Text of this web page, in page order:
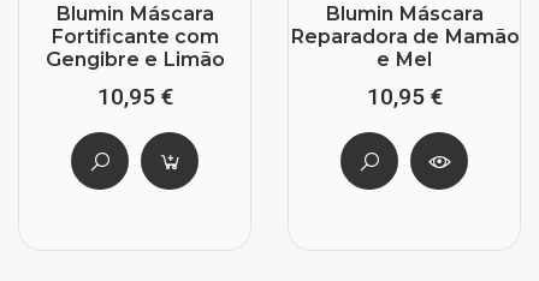
Blumin Máscara
Fortificante com
Gengibre e Limão
10,95 €
Blumin Máscara
Reparadora de Mamão
e Mel
10,95 €